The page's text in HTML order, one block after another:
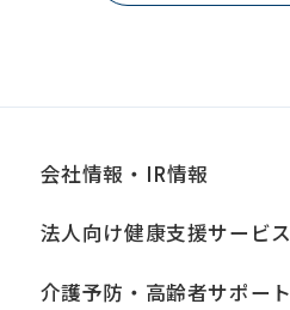
会社情報・IR情報
法人向け健康支援サービス
介護予防・高齢者サポート